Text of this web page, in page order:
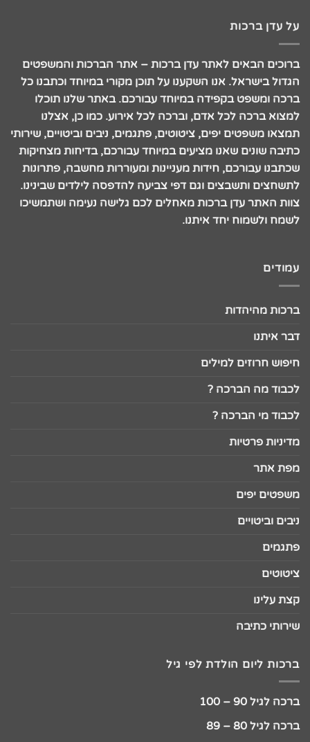
על עדן ברכות
ברוכים הבאים לאתר עדן ברכות – אתר הברכות והמשפטים
הגדול בישראל. אנו השקענו על תוכן מקורי במיוחד וכתבנו כל
ברכה ומשפט בקפידה במיוחד עבורכם. באתר שלנו תוכלו
למצוא ברכה לכל אדם, וברכה לכל אירוע. כמו כן, אצלנו
תמצאו משפטים יפים, ציטוטים, פתגמים, ניבים וביטויים, שירותי
כתיבה שונים שאנו מציעים במיוחד עבורכם, בדיחות מצחיקות
שכתבנו עבורכם, חידות מעניינות ומעוררות מחשבה, פתרונות
לתשחצים ותשבצים וגם דפי צביעה להדפסה לילדים שבינינו.
צוות האתר עדן ברכות מאחלים לכם גלישה נעימה ושתמשיכו
לשמח ולשמוח יחד איתנו.
עמודים
ברכות מהיהדות
דבר איתנו
חיפוש חרוזים למילים
לכבוד מה הברכה ?
לכבוד מי הברכה ?
מדיניות פרטיות
מפת אתר
משפטים יפים
ניבים וביטויים
פתגמים
ציטוטים
קצת עלינו
שירותי כתיבה
ברכות ליום הולדת לפי גיל
ברכה לגיל 90 – 100
ברכה לגיל 80 – 89